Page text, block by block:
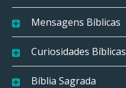
Mensagens Bíblicas
Curiosidades Bíblicas
Bíblia Sagrada